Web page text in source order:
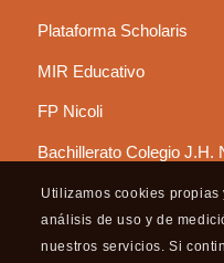
Plataforma Scholaris
MIR Educativo
FP Nicoli
Bachillerato Colegio J.H.
Utilizamos cookies
análisis de uso y de
nuestros servicios. Si